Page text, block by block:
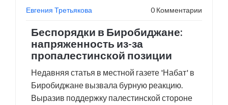
Евгения Третьякова 0 Комментарии
Беспорядки в Биробиджане:
напряженность из-за
прoпалестинской позиции
Недавняя статья в местной газете 'Набат' в
Биробиджане вызвала бурную реакцию.
Выразив поддержку палестинской стороне